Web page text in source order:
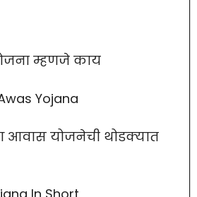
म्हणजे काय
Yojana
आवास योजनेची थोडक्यात